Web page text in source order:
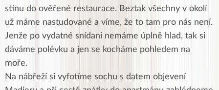
stínu do ověřené restaurace. Beztak všechny v okolí
už máme nastudované a víme, že to tam pro nás není.
Jenže po vydatné snídani nemáme úplně hlad, tak si
dáváme polévku a jen se kocháme pohledem na
moře.
Na nábřeží si vyfotíme sochu s datem objevení